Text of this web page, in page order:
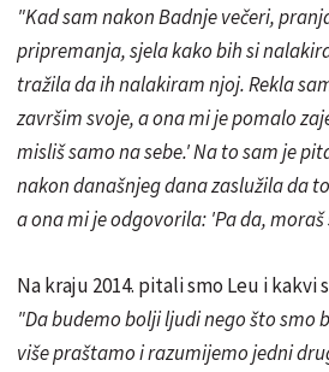
"Kad sam nakon Badnje večeri,
pripremanja, sjela kako bih si
tražila da ih nalakiram njoj. Rekla
završim svoje, a ona mi je pomalo
misliš samo na sebe.' Na to sam je
nakon današnjeg dana zaslužila da
a ona mi je odgovorila: 'Pa da,
Na kraju 2014. pitali smo Leu i kakvi
"Da budemo bolji ljudi nego što smo
više praštamo i razumijemo jedni